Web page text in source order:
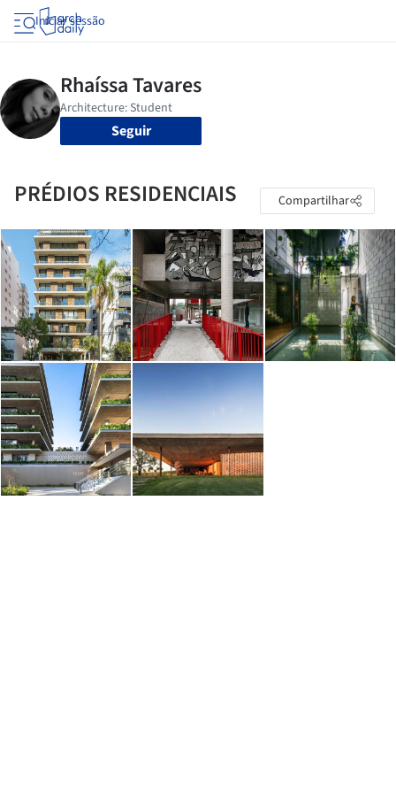
Iniciar sessão
Seguir
PRÉDIOS RESIDENCIAIS Compartilhar